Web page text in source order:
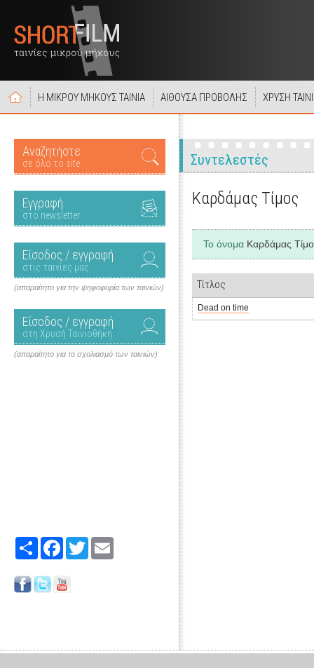
Η ΜΙΚΡΟΥ ΜΗΚΟΥΣ ΤΑΙΝΙΑ ΑΙΘΟΥΣΑ ΠΡΟΒΟΛΗΣ ΧΡΥΣΗ
Αναζητήστε
σε όλο το site
Εγγραφή
στο newsletter
Είσοδος / εγγραφή
στις ταινίες μας
(απαραίτητο για την ψηφοφορία των ταινιών)
Είσοδος / εγγραφή
στη Χρυσή Ταινιοθήκη
(απαραίτητο για το σχολιασμό των ταινιών)
Share FacebookTwitter
Συντελεστές
Καρδάμας Τίμος
Το όνομα Καρδάμας
Τίτλος
Dead on time